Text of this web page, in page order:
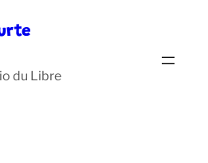
du Libre